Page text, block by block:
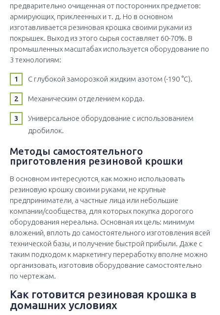
предварительно очищенная от посторонних предметов:
армирующих, приклеенных и т. д. Но в основном
изготавливается резиновая крошка своими руками из
покрышек. Выход из этого сырья составляет 60-70%. В
промышленных масштабах используется оборудование по
3 технологиям:
С глубокой заморозкой жидким азотом (-190 °С).
Механическим отделением корда.
Универсальное оборудование с использованием
дробилок.
Методы самостоятельного
приготовления резиновой крошки
В основном интересуются, как можно использовать
резиновую крошку своими руками, не крупные
предприниматели, а частные лица или небольшие
компании/сообщества, для которых покупка дорогого
оборудования нереальна. Основная их цель: минимум
вложений, вплоть до самостоятельного изготовления всей
технической базы, и получение быстрой прибыли. Даже с
таким подходом к маркетингу переработку вполне можно
организовать, изготовив оборудование самостоятельно
по чертежам.
Как готовится резиновая крошка в
домашних условиях